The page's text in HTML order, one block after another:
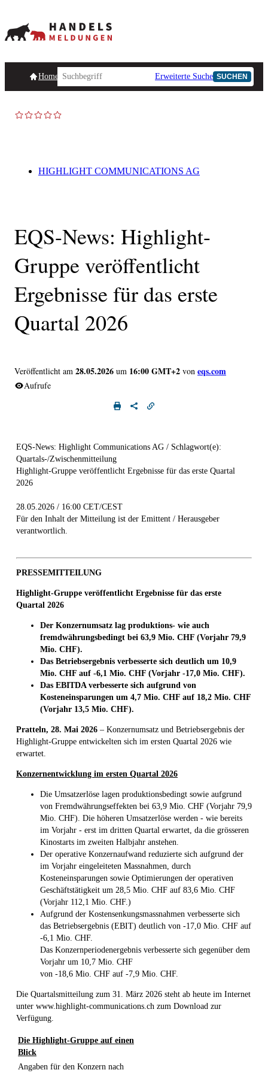
HomepageHandelsmeldungen Ad-Hoc-Meldungen
Erweiterte Suche SUCHEN
HIGHLIGHT COMMUNICATIONS AG
EQS-News: Highlight-
Gruppe veröffentlicht
Ergebnisse für das erste
Quartal 2026
Veröffentlicht am 28.05.2026 um 16:00 GMT+2 von eqs.com
Aufrufe
EQS-News: Highlight Communications AG / Schlagwort(e):
Quartals-/Zwischenmitteilung
Highlight-Gruppe veröffentlicht Ergebnisse für das erste Quartal
2026
28.05.2026 / 16:00 CET/CEST
Für den Inhalt der Mitteilung ist der Emittent / Herausgeber
verantwortlich.
PRESSEMITTEILUNG
Highlight-Gruppe veröffentlicht Ergebnisse für das erste
Quartal 2026
Der Konzernumsatz lag produktions- wie auch
fremdwährungsbedingt bei 63,9 Mio. CHF (Vorjahr 79,9
Mio. CHF).
Das Betriebsergebnis verbesserte sich deutlich um 10,9
Mio. CHF auf -6,1 Mio. CHF (Vorjahr -17,0 Mio. CHF).
Das EBITDA verbesserte sich aufgrund von
Kosteneinsparungen um 4,7 Mio. CHF auf 18,2 Mio. CHF
(Vorjahr 13,5 Mio. CHF).
Pratteln, 28. Mai 2026 – Konzernumsatz und Betriebsergebnis der
Highlight-Gruppe entwickelten sich im ersten Quartal 2026 wie
erwartet.
Konzernentwicklung im ersten Quartal 2026
Die Umsatzerlöse lagen produktionsbedingt sowie aufgrund
von Fremdwährungseffekten bei 63,9 Mio. CHF (Vorjahr 79,9
Mio. CHF). Die höheren Umsatzerlöse werden - wie bereits
im Vorjahr - erst im dritten Quartal erwartet, da die grösseren
Kinostarts im zweiten Halbjahr anstehen.
Der operative Konzernaufwand reduzierte sich aufgrund der
im Vorjahr eingeleiteten Massnahmen, durch
Kosteneinsparungen sowie Optimierungen der operativen
Geschäftstätigkeit um 28,5 Mio. CHF auf 83,6 Mio. CHF
(Vorjahr 112,1 Mio. CHF.)
Aufgrund der Kostensenkungsmassnahmen verbesserte sich
das Betriebsergebnis (EBIT) deutlich von -17,0 Mio. CHF auf
-6,1 Mio. CHF.
Das Konzernperiodenergebnis verbesserte sich gegenüber dem
Vorjahr um 10,7 Mio. CHF
von -18,6 Mio. CHF auf -7,9 Mio. CHF.
Die Quartalsmitteilung zum 31. März 2026 steht ab heute im Internet
unter www.highlight-communications.ch zum Download zur
Verfügung.
Die Highlight-Gruppe auf einen
Blick
Angaben für den Konzern nach